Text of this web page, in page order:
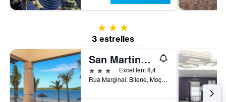
3 estrelles
3 estrelles
San Martinho Beach Club
3 estrellesExcel·lent 8,4
Rua Marginal, Bilene, Moçambic